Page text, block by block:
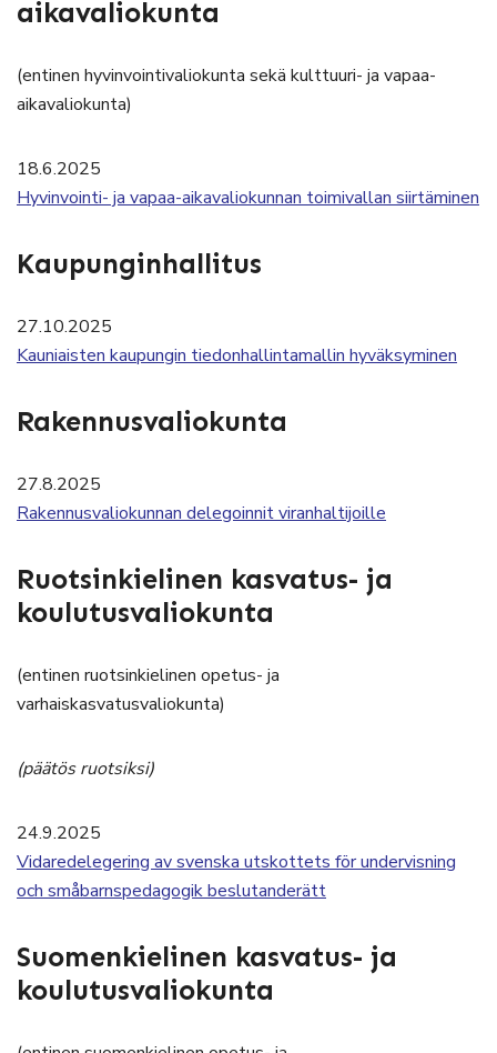
aikavaliokunta
(entinen hyvinvointivaliokunta sekä kulttuuri- ja vapaa-
aikavaliokunta)
18.6.2025
Hyvinvointi- ja vapaa-aikavaliokunnan toimivallan siirtäminen
Kaupunginhallitus
27.10.2025
Kauniaisten kaupungin tiedonhallintamallin hyväksyminen
Rakennusvaliokunta
27.8.2025
Rakennusvaliokunnan delegoinnit viranhaltijoille
Ruotsinkielinen kasvatus- ja
koulutusvaliokunta
(entinen ruotsinkielinen opetus- ja
varhaiskasvatusvaliokunta)
(päätös ruotsiksi)
24.9.2025
Vidaredelegering av svenska utskottets för undervisning
och småbarnspedagogik beslutanderätt
Suomenkielinen kasvatus- ja
koulutusvaliokunta